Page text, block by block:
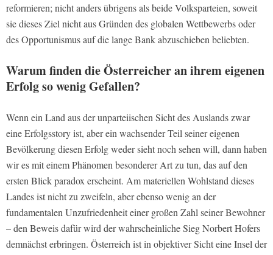
reformieren; nicht anders übrigens als beide Volksparteien, soweit
sie dieses Ziel nicht aus Gründen des globalen Wettbewerbs oder
des Opportunismus auf die lange Bank abzuschieben beliebten.
Warum finden die Österreicher an ihrem eigenen
Erfolg so wenig Gefallen?
Wenn ein Land aus der unparteiischen Sicht des Auslands zwar
eine Erfolgsstory ist, aber ein wachsender Teil seiner eigenen
Bevölkerung diesen Erfolg weder sieht noch sehen will, dann haben
wir es mit einem Phänomen besonderer Art zu tun, das auf den
ersten Blick paradox erscheint. Am materiellen Wohlstand dieses
Landes ist nicht zu zweifeln, aber ebenso wenig an der
fundamentalen Unzufriedenheit einer großen Zahl seiner Bewohner
– den Beweis dafür wird der wahrscheinliche Sieg Norbert Hofers
demnächst erbringen. Österreich ist in objektiver Sicht eine Insel der